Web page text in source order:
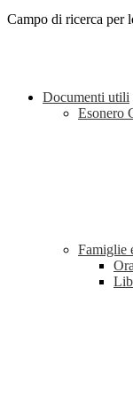
Campo di ricerca per
Documenti utili
Esonero
Famiglie